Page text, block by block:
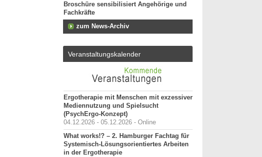
Broschüre sensibilisiert Angehörige und
Fachkräfte
zum News-Archiv
Veranstaltungskalender
Ergotherapie mit Menschen mit exzessiver
Mediennutzung und Spielsucht
(PsychErgo-Konzept)
04.12.2026 - 05.12.2026 - Online
What works!? – 2. Hamburger Fachtag für
Systemisch-Lösungsorientiertes Arbeiten
in der Ergotherapie